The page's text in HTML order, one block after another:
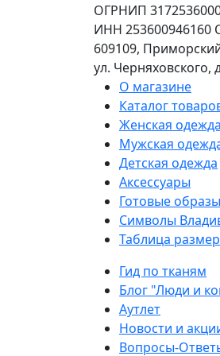
ОГРНИП
ИНН 253600946160
609109,
ул. Черняховского,
О магазине
Каталог
Женская одежда
Мужская
Детская одежда
Аксессуары
Готовые образы
Символы
Таблица
Гид по тканям
Блог "Люди и
Аутлет
Новости и
Вопросы-